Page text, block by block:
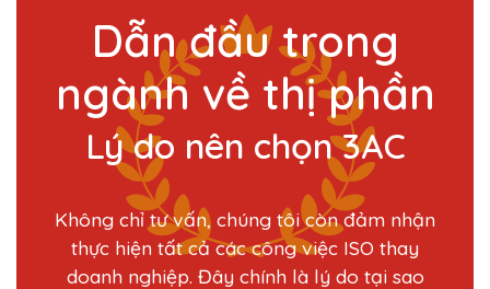
Dẫn đầu trong
ngành về thị phần
Lý do nên chọn 3AC
Không chỉ tư vấn, chúng tôi còn đảm nhận
thực hiện tất cả các công việc ISO thay
doanh nghiệp. Đây chính là lý do tại sao